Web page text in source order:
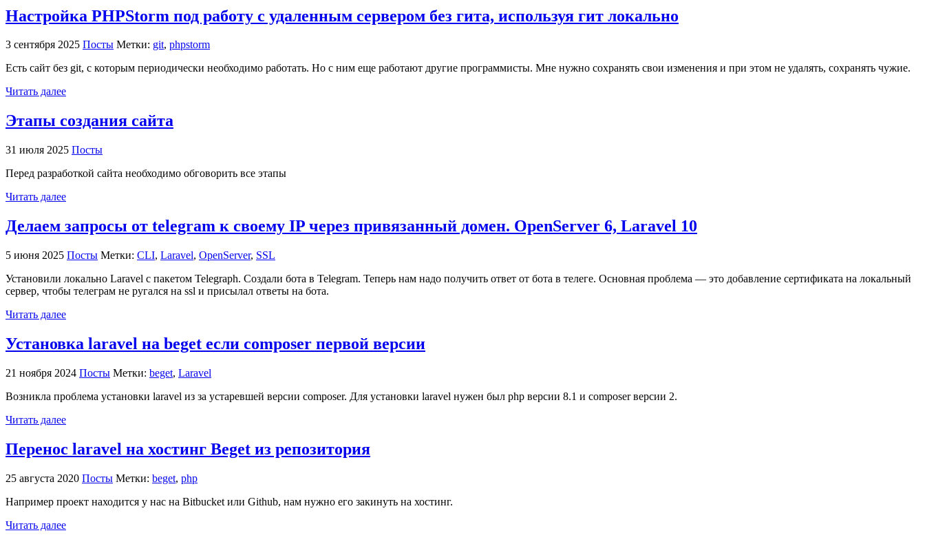
Настройка PHPStorm под работу с удаленным сервером без гита, используя гит локально
3 сентября 2025 Посты Метки: git, phpstorm
Есть сайт без git, с которым периодически необходимо работать. Но с ним еще работают другие программисты. Мне нужно сохранять свои изменения и при этом не удалять, сохранять чужие.
Читать далее
Этапы создания сайта
31 июля 2025 Посты
Перед разработкой сайта необходимо обговорить все этапы
Читать далее
Делаем запросы от telegram к своему IP через привязанный домен. OpenServer 6, Laravel 10
5 июня 2025 Посты Метки: CLI, Laravel, OpenServer, SSL
Установили локально Laravel с пакетом Telegraph. Создали бота в Telegram. Теперь нам надо получить ответ от бота в телеге. Основная проблема — это добавление сертификата на локальный
сервер, чтобы телеграм не ругался на ssl и присылал ответы на бота.
Читать далее
Установка laravel на beget если composer первой версии
21 ноября 2024 Посты Метки: beget, Laravel
Возникла проблема установки laravel из за устаревшей версии composer. Для установки laravel нужен был php версии 8.1 и composer версии 2.
Читать далее
Перенос laravel на хостинг Beget из репозитория
25 августа 2020 Посты Метки: beget, php
Например проект находится у нас на Bitbucket или Github, нам нужно его закинуть на хостинг.
Читать далее